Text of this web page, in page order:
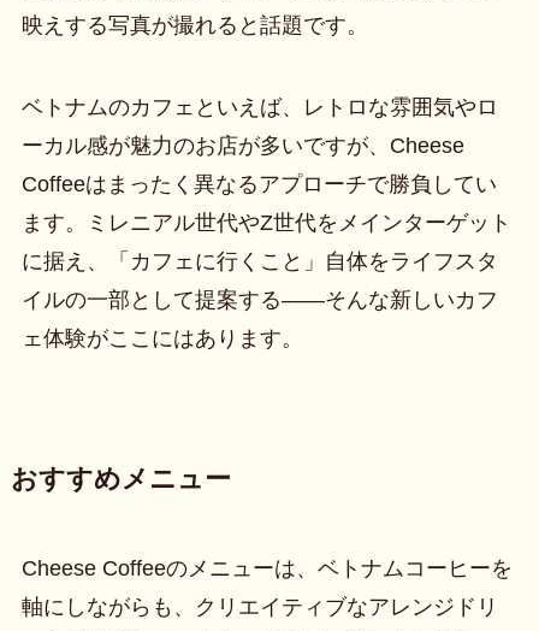
映えする写真が撮れると話題です。
ベトナムのカフェといえば、レトロな雰囲気やロ
ーカル感が魅力のお店が多いですが、Cheese
Coffeeはまったく異なるアプローチで勝負してい
ます。ミレニアル世代やZ世代をメインターゲット
に据え、「カフェに行くこと」自体をライフスタ
イルの一部として提案する——そんな新しいカフ
ェ体験がここにはあります。
おすすめメニュー
Cheese Coffeeのメニューは、ベトナムコーヒーを
軸にしながらも、クリエイティブなアレンジドリ